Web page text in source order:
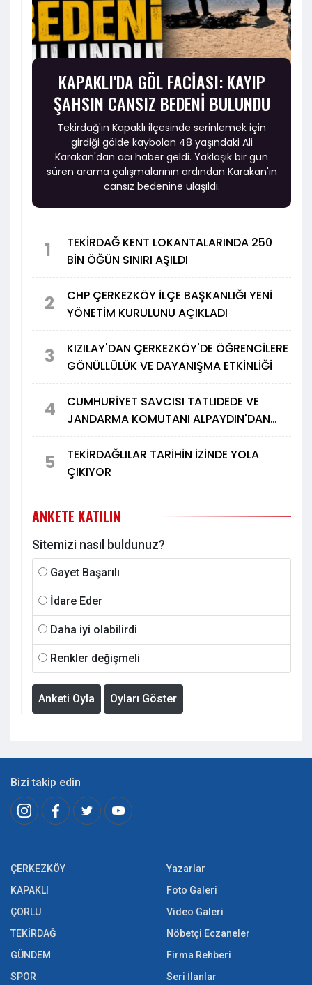
KAPAKLI'DA GÖL FACİASI: KAYIP
ŞAHSIN CANSIZ BEDENİ BULUNDU
Tekirdağ'ın Kapaklı ilçesinde serinlemek için
girdiği gölde kaybolan 48 yaşındaki Ali
Karakan'dan acı haber geldi. Yaklaşık bir gün
süren arama çalışmalarının ardından Karakan'ın
cansız bedenine ulaşıldı.
1
TEKİRDAĞ KENT LOKANTALARINDA 250
BİN ÖĞÜN SINIRI AŞILDI
2
CHP ÇERKEZKÖY İLÇE BAŞKANLIĞI YENİ
YÖNETİM KURULUNU AÇIKLADI
3
KIZILAY'DAN ÇERKEZKÖY'DE ÖĞRENCİLERE
GÖNÜLLÜLÜK VE DAYANIŞMA ETKİNLİĞİ
4
CUMHURİYET SAVCISI TATLIDEDE VE
JANDARMA KOMUTANI ALPAYDIN'DAN
5
TEKİRDAĞLILAR TARİHİN İZİNDE YOLA
ÇIKIYOR
ANKETE KATILIN
Sitemizi nasıl buldunuz?
Gayet Başarılı
İdare Eder
Daha iyi olabilirdi
Renkler değişmeli
Anketi Oyla Oyları Göster
Bizi takip edin
ÇERKEZKÖY
KAPAKLI
ÇORLU
TEKİRDAĞ
GÜNDEM
SPOR
Yazarlar
Foto Galeri
Video Galeri
Nöbetçi Eczaneler
Firma Rehberi
Seri İlanlar